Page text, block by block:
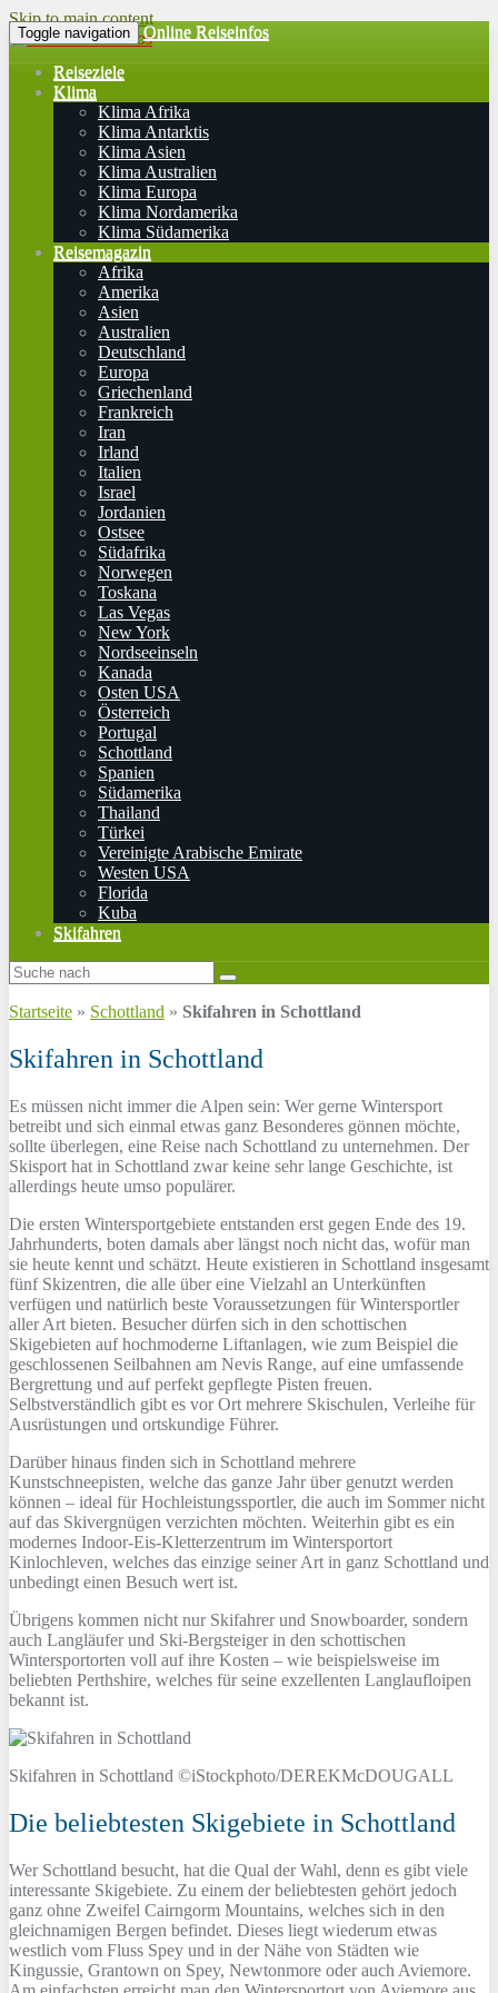
Skip to main content
Toggle navigation Online Reiseinfos
Reiseziele
Klima
Klima Afrika
Klima Antarktis
Klima Asien
Klima Australien
Klima Europa
Klima Nordamerika
Klima Südamerika
Reisemagazin
Afrika
Amerika
Asien
Australien
Deutschland
Europa
Griechenland
Frankreich
Iran
Irland
Italien
Israel
Jordanien
Ostsee
Südafrika
Norwegen
Toskana
Las Vegas
New York
Nordseeinseln
Kanada
Osten USA
Österreich
Portugal
Schottland
Spanien
Südamerika
Thailand
Türkei
Vereinigte Arabische Emirate
Westen USA
Florida
Kuba
Skifahren
Startseite » Schottland » Skifahren in Schottland
Skifahren in Schottland
Es müssen nicht immer die Alpen sein: Wer gerne Wintersport
betreibt und sich einmal etwas ganz Besonderes gönnen möchte,
sollte überlegen, eine Reise nach Schottland zu unternehmen. Der
Skisport hat in Schottland zwar keine sehr lange Geschichte, ist
allerdings heute umso populärer.
Die ersten Wintersportgebiete entstanden erst gegen Ende des 19.
Jahrhunderts, boten damals aber längst noch nicht das, wofür man
sie heute kennt und schätzt. Heute existieren in Schottland insgesamt
fünf Skizentren, die alle über eine Vielzahl an Unterkünften
verfügen und natürlich beste Voraussetzungen für Wintersportler
aller Art bieten. Besucher dürfen sich in den schottischen
Skigebieten auf hochmoderne Liftanlagen, wie zum Beispiel die
geschlossenen Seilbahnen am Nevis Range, auf eine umfassende
Bergrettung und auf perfekt gepflegte Pisten freuen.
Selbstverständlich gibt es vor Ort mehrere Skischulen, Verleihe für
Ausrüstungen und ortskundige Führer.
Darüber hinaus finden sich in Schottland mehrere
Kunstschneepisten, welche das ganze Jahr über genutzt werden
können – ideal für Hochleistungssportler, die auch im Sommer nicht
auf das Skivergnügen verzichten möchten. Weiterhin gibt es ein
modernes Indoor-Eis-Kletterzentrum im Wintersportort
Kinlochleven, welches das einzige seiner Art in ganz Schottland und
unbedingt einen Besuch wert ist.
Übrigens kommen nicht nur Skifahrer und Snowboarder, sondern
auch Langläufer und Ski-Bergsteiger in den schottischen
Wintersportorten voll auf ihre Kosten – wie beispielsweise im
beliebten Perthshire, welches für seine exzellenten Langlaufloipen
bekannt ist.
Skifahren in Schottland ©iStockphoto/DEREKMcDOUGALL
Die beliebtesten Skigebiete in Schottland
Wer Schottland besucht, hat die Qual der Wahl, denn es gibt viele
interessante Skigebiete. Zu einem der beliebtesten gehört jedoch
ganz ohne Zweifel Cairngorm Mountains, welches sich in den
gleichnamigen Bergen befindet. Dieses liegt wiederum etwas
westlich vom Fluss Spey und in der Nähe von Städten wie
Kingussie, Grantown on Spey, Newtonmore oder auch Aviemore.